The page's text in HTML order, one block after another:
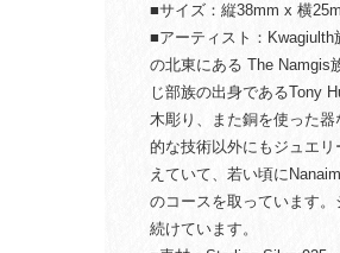
■サイズ：縦38mm x 横
■アーティスト：Kwagiulth
の北東にある The Namgis
じ部族の出身であるTony
木彫り、また銅を使った
的な技術以外にもジュエ
えていて、若い頃に
のコースを取っています
続けています。